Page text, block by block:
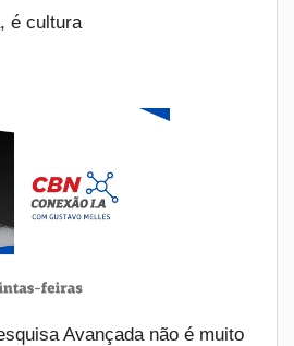
é cultura
Avançada não é muito